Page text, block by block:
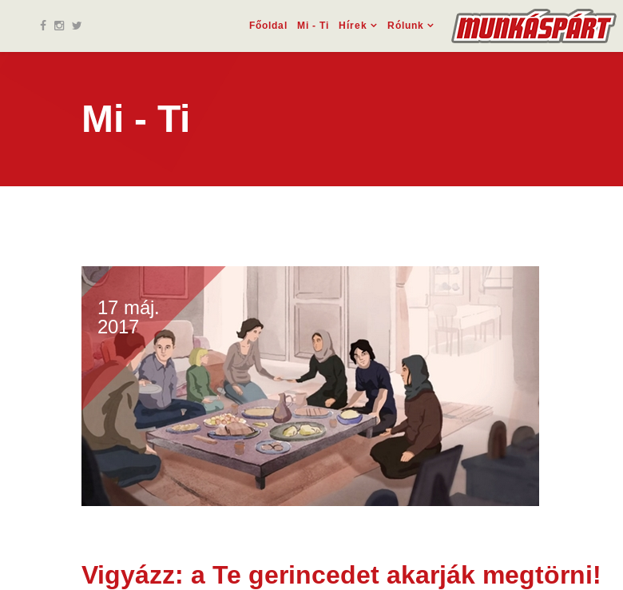
Főoldal Mi - Ti Hírek Rólunk
Mi - Ti
17 máj.
2017
Vigyázz: a Te gerincedet akarják megtörni!